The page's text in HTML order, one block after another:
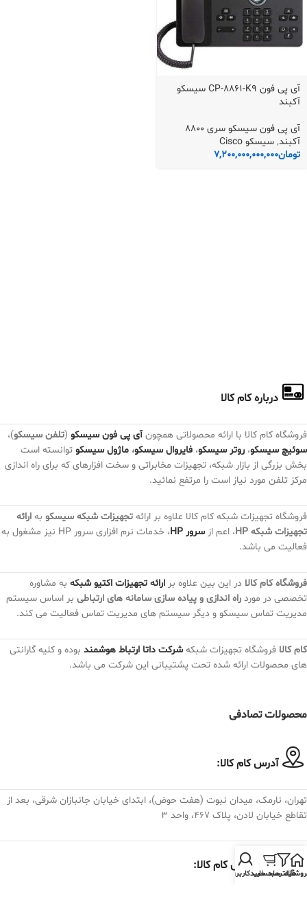
آی پی فون CP-8861-K9 سیسکو
آکبند
آی پی فون سیسکو سری 8800
آکبند, سیسکو Cisco
تومان7,200,000,000,000
درباره کام کالا
فروشگاه کام کالا با ارائه محصولاتی همچونآی پی فون سیسکو (تلفن سیسکو)،
سوئیچ سیسکو، روتر سیسکو، فایروال سیسکو، ماژول سیسکو توانسته است
بخش بزرگی از بازار شبکه، تجهیزات مخابراتی و سخت افزارهای که برای راه اندازی
مرکز تلفن مورد نیاز است را مرتفع نمائید.
فروشگاه تجهیزات شبکه کام کالا علاوه بر ارائه تجهیزات شبکه سیسکو به ارائه
تجهیزات شبکه HP
، اعم از سرور HP
، خدمات نرم افزاری سرور HP نیز مشغول به
فعالیت می باشد.
فروشگاه کام کالا در این بین علاوه بر ارائه تجهیزات اکتیو شبکه به مشاوره
تخصصی در مورد راه اندازی و پیاده سازی سامانه های ارتباطی بر اساس سیستم
مدیریت تماس سیسکو و دیگر سیستم های مدیریت تماس فعالیت می کند.
کام کالا فروشگاه تجهیزات شبکه شرکت داتا ارتباط هوشمند بوده و کلیه گارانتی
های محصولات ارائه شده تحت پشتیبانی این شرکت می باشد.
محصولات تصادفی
آدرس کام کالا:
تهران، نارمک، میدان نبوت (هفت حوض)، ابتدای خیابان جانبازان شرقی، بعد از
تقاطع خیابان لادن، پلاک ۴۶۷، واحد ۳
تلفن تماس کام کالا:
فیلترهاسبد خرید
حساب کاربری من